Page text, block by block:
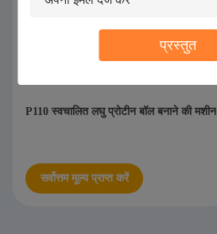
प्रस्तुत
P110 स्वचालित लघु प्रोटीन बॉल बनाने की मशीन
सर्वोत्तम मूल्य प्राप्त करें